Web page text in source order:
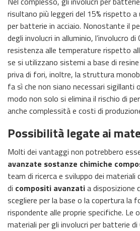
risultano più leggeri del 15% rispetto
per batterie in acciaio. Nonostante il
degli involucri in alluminio, l’involucro
resistenza alle temperature rispetto
se si utilizzano sistemi a base di
priva di fori, inoltre, la struttura
fa sì che non siano necessari sigillanti
modo non solo si elimina il rischio di
anche complessità e costi di
Possibilità legate ai
Molti dei vantaggi non potrebbero
avanzate sostanze chimiche
team di ricerca e sviluppo dei materiali
di compositi avanzatia disposizione
scegliere per la base o la copertura la
rispondente alle proprie specifiche. Le
materiali per gli involucri per batterie di